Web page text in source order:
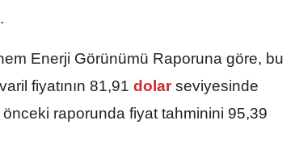
Enerji Görünümü Raporuna göre, bu
fiyatının 81,91 dolarseviyesinde
raporunda fiyat tahminini 95,39